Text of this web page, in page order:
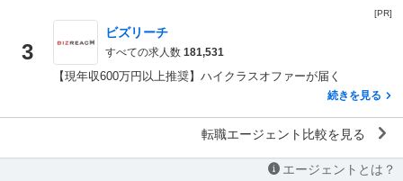
[PR]
3
ビズリーチ
すべての求人数 181,531
【現年収600万円以上推奨】ハイクラスオファーが届く
続きを見る
転職エージェント比較を見る
エージェントとは？